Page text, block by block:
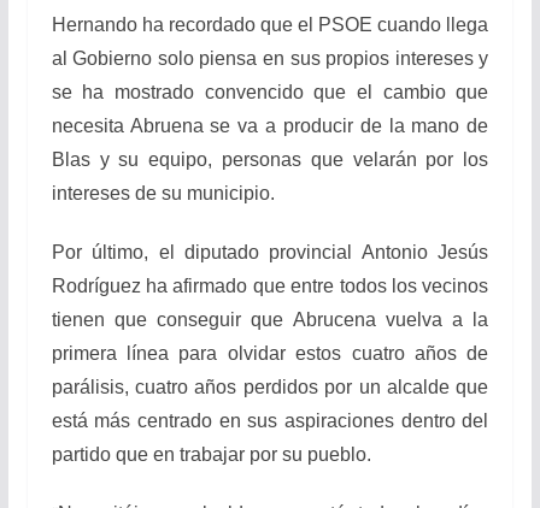
Hernando ha recordado que el PSOE cuando llega
al Gobierno solo piensa en sus propios intereses y
se ha mostrado convencido que el cambio que
necesita Abruena se va a producir de la mano de
Blas y su equipo, personas que velarán por los
intereses de su municipio.
Por último, el diputado provincial Antonio Jesús
Rodríguez ha afirmado que entre todos los vecinos
tienen que conseguir que Abrucena vuelva a la
primera línea para olvidar estos cuatro años de
parálisis, cuatro años perdidos por un alcalde que
está más centrado en sus aspiraciones dentro del
partido que en trabajar por su pueblo.